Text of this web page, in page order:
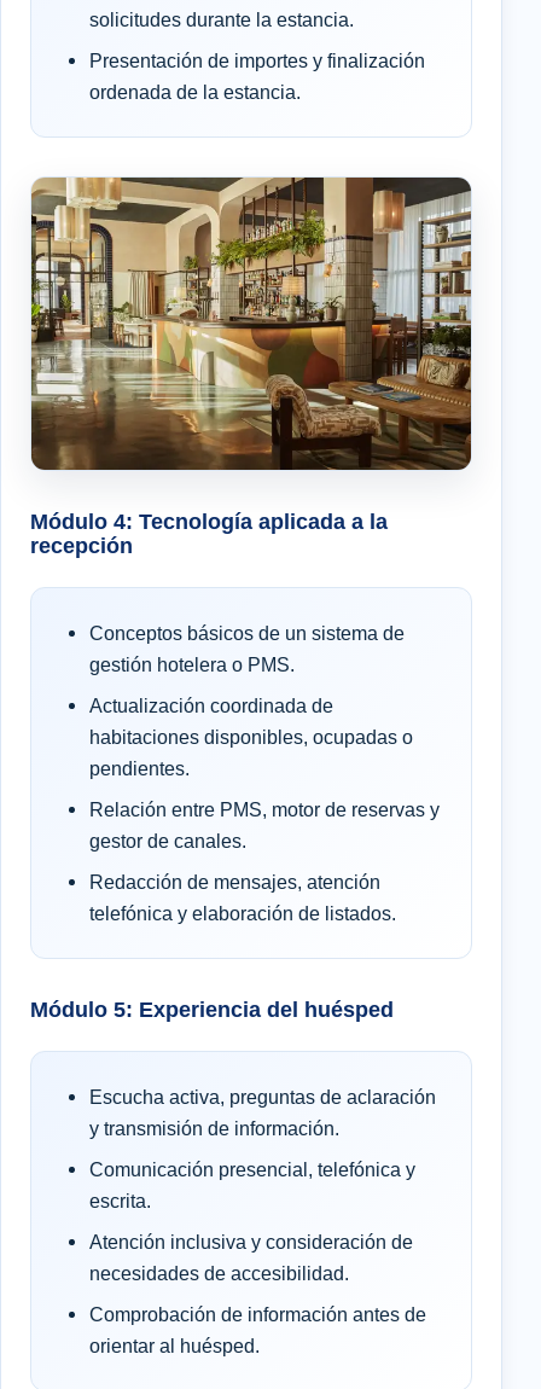
solicitudes durante la estancia.
Presentación de importes y finalización
ordenada de la estancia.
Módulo 4: Tecnología aplicada a la
recepción
Conceptos básicos de un sistema de
gestión hotelera o PMS.
Actualización coordinada de
habitaciones disponibles, ocupadas o
pendientes.
Relación entre PMS, motor de reservas y
gestor de canales.
Redacción de mensajes, atención
telefónica y elaboración de listados.
Módulo 5: Experiencia del huésped
Escucha activa, preguntas de aclaración
y transmisión de información.
Comunicación presencial, telefónica y
escrita.
Atención inclusiva y consideración de
necesidades de accesibilidad.
Comprobación de información antes de
orientar al huésped.